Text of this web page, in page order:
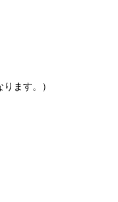
ます。）